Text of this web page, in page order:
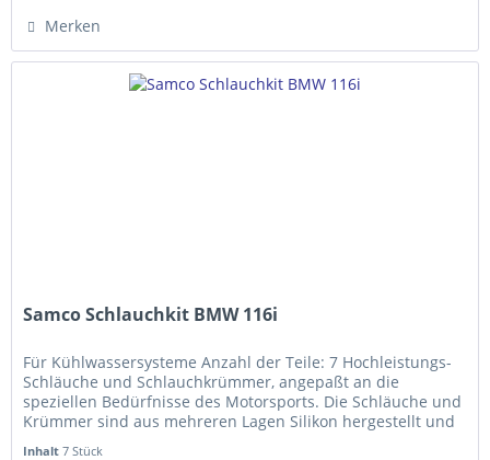
Merken
Samco Schlauchkit BMW 116i
Für Kühlwassersysteme Anzahl der Teile: 7 Hochleistungs-
Schläuche und Schlauch­krümmer, ange­­paßt an die
speziellen Bedürfnisse des Motorsports. Die Schläuche und
Krümmer sind aus mehreren Lagen Silikon hergestellt und
Inhalt7 Stück